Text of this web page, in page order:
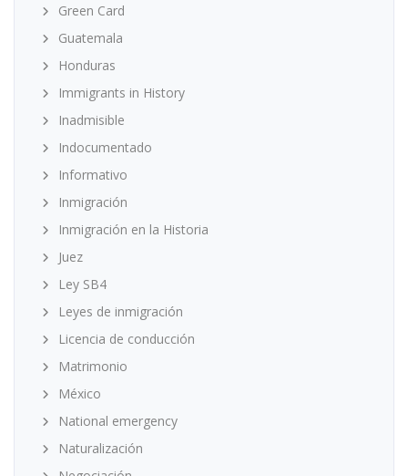
Green Card
Guatemala
Honduras
Immigrants in History
Inadmisible
Indocumentado
Informativo
Inmigración
Inmigración en la Historia
Juez
Ley SB4
Leyes de inmigración
Licencia de conducción
Matrimonio
México
National emergency
Naturalización